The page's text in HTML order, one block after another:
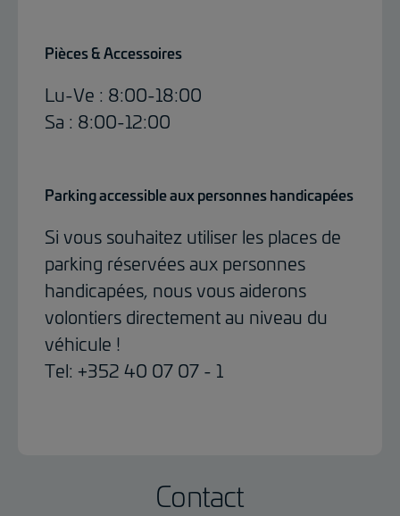
Pièces & Accessoires
Lu-Ve : 8:00-18:00
Sa : 8:00-12:00
Parking accessible aux personnes handicapées
Si vous souhaitez utiliser les places de
parking réservées aux personnes
handicapées, nous vous aiderons
volontiers directement au niveau du
véhicule !
Tel: +352 40 07 07 - 1
Contact